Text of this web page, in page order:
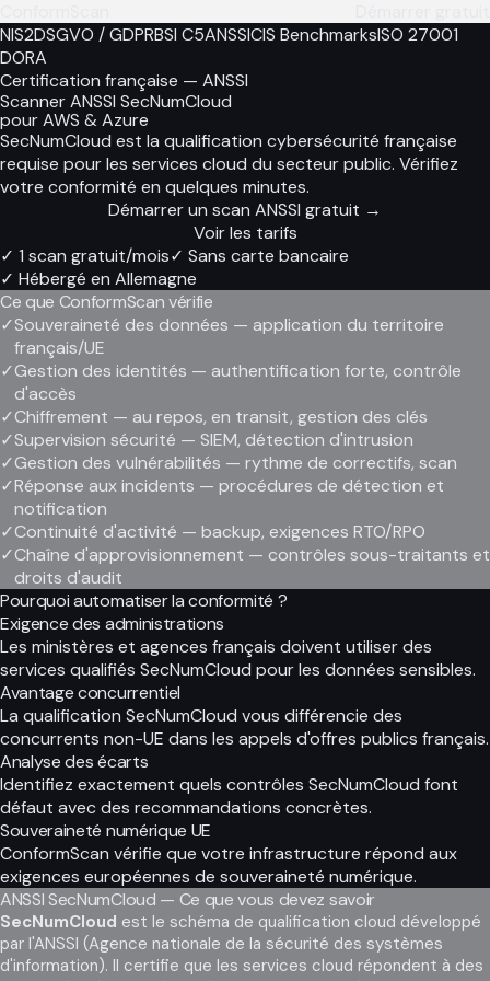
NIS2DSGVO / GDPRBSI C5ANSSICIS BenchmarksISO 27001
DORA
Certification française — ANSSI
Scanner ANSSI SecNumCloud
pour AWS & Azure
SecNumCloud est la qualification cybersécurité française
requise pour les services cloud du secteur public. Vérifiez
votre conformité en quelques minutes.
Démarrer un scan ANSSI gratuit →
Voir les tarifs
✓ 1 scan gratuit/mois✓ Sans carte bancaire
✓ Hébergé en Allemagne
Ce que ConformScan vérifie
✓Souveraineté des données — application du territoire
français/UE
✓Gestion des identités — authentification forte, contrôle
d'accès
✓Chiffrement — au repos, en transit, gestion des clés
✓Supervision sécurité — SIEM, détection d'intrusion
✓Gestion des vulnérabilités — rythme de correctifs, scan
✓Réponse aux incidents — procédures de détection et
notification
✓Continuité d'activité — backup, exigences RTO/RPO
✓Chaîne d'approvisionnement — contrôles sous-traitants et
droits d'audit
Pourquoi automatiser la conformité ?
Exigence des administrations
Les ministères et agences français doivent utiliser des
services qualifiés SecNumCloud pour les données sensibles.
Avantage concurrentiel
La qualification SecNumCloud vous différencie des
concurrents non-UE dans les appels d'offres publics français.
Analyse des écarts
Identifiez exactement quels contrôles SecNumCloud font
défaut avec des recommandations concrètes.
Souveraineté numérique UE
ConformScan vérifie que votre infrastructure répond aux
exigences européennes de souveraineté numérique.
ANSSI SecNumCloud — Ce que vous devez savoir
SecNumCloud est le schéma de qualification cloud développé
par l'ANSSI (Agence nationale de la sécurité des systèmes
d'information). Il certifie que les services cloud répondent à des